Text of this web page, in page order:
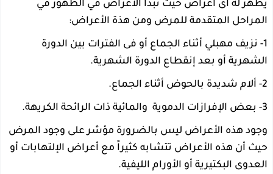
يظهر له أى أعراض حيث تبدأ الأعراض في الظهور في
المراحل المتقدمة للمرض ومن هذة الأعراض:
1- نزيف مهبلي أثناء الجماع أو فى الفترات بين الدورة
الشهرية أو بعد إنقطاع الدورة الشهرية.
2- ألام شديدة بالحوض أثناء الجماع.
3- بعض الإفرازات الدموية والمائية ذات الرائحة الكريهة.
وجود هذه الأعراض ليس بالضرورة مؤشر على وجود المرض
حيث أن هذه الأعراض تتشابه كثيراً مع أعراض الإلتهابات أو
العدوى البكتيرية أو الأورام الليفية.